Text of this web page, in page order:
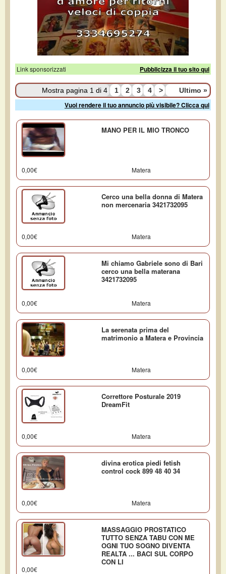
Link sponsorizzati Pubblicizza il tuo sito qui
Mostra pagina 1 di 4 1 2 3 4 > Ultimo »
Vuoi rendere il tuo annuncio più visibile? Clicca qui
MANO PER IL MIO TRONCO
0,00€ Matera
Cerco una bella donna di Matera
non mercenaria 3421732095
0,00€ Matera
Mi chiamo Gabriele sono di Bari
cerco una bella materana
3421732095
0,00€ Matera
La serenata prima del
matrimonio a Matera e Provincia
0,00€ Matera
Correttore Posturale 2019
DreamFit
0,00€ Matera
divina erotica piedi fetish
control cock 899 48 40 34
0,00€ Matera
MASSAGGIO PROSTATICO
TUTTO SENZA TABU CON ME
OGNI TUO SOGNO DIVENTA
REALTA ... BACI SUL CORPO
CON LI
0,00€